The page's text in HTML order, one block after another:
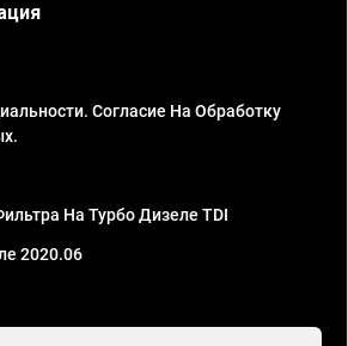
Согласие На Обработку
На Турбо Дизеле TDI
2020.06
Павлович. ИНН 781302555843,